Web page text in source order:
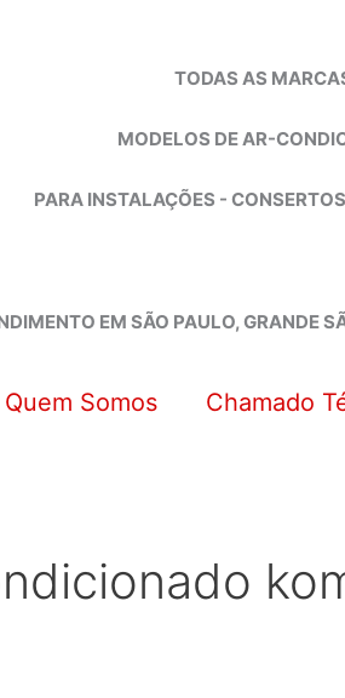
TODAS AS
MODELOS DE AR-
PARA INSTALAÇÕES -
EM SÃO PAULO, GRANDE
Quem Somos Chamado